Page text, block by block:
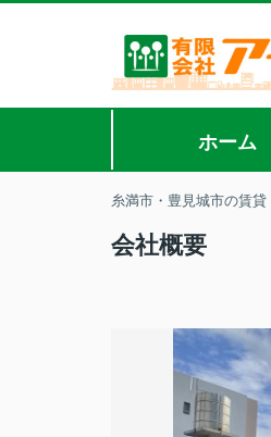
ホーム
糸満市・豊見城市の賃
会社概要